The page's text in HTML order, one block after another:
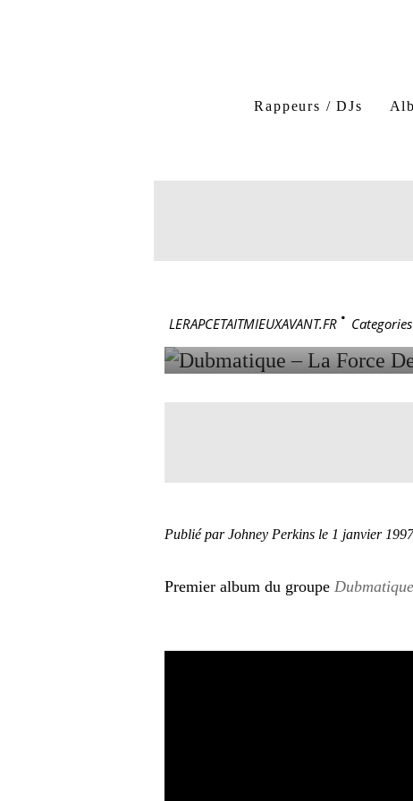
Rappeurs / DJs
LERAPCETAITMIEUXAVANT.FR > Categories
La force de comprendre
1 janvier 1997
Publié par Johney Perkins le 1 janvier 1997
Premier album du groupe Dubmatique